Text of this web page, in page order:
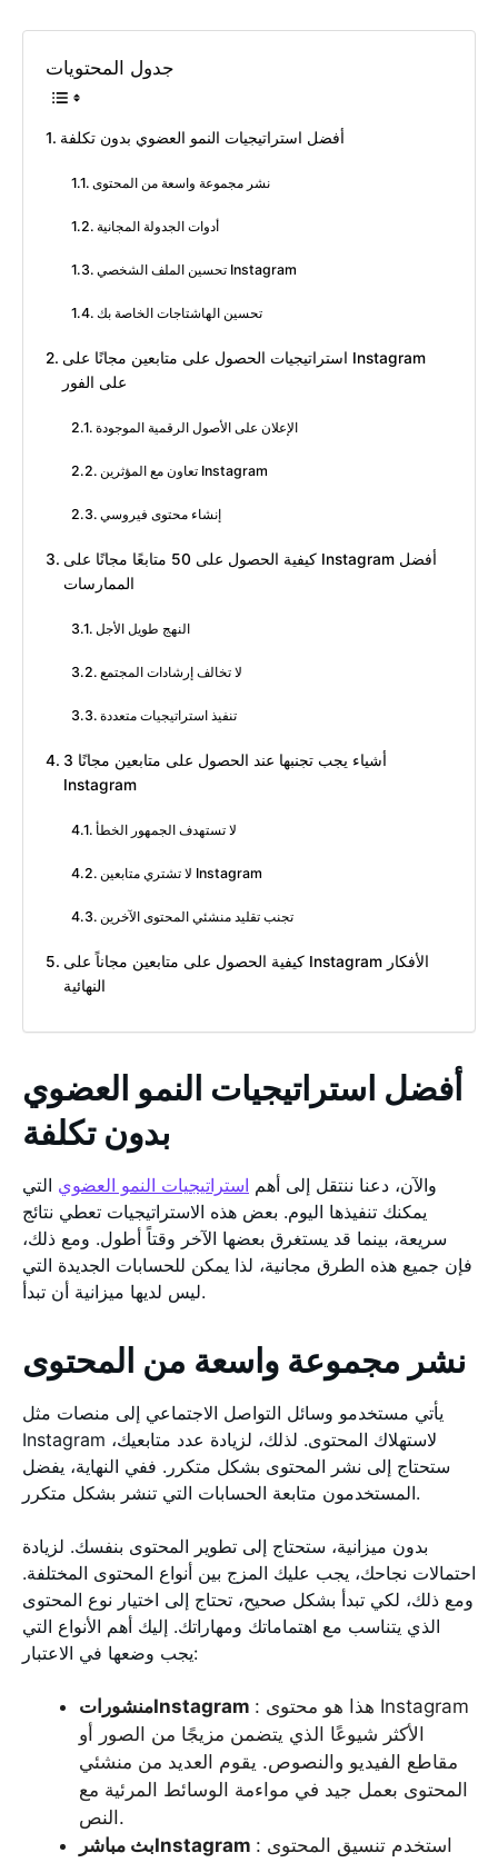
جدول المحتويات
أفضل استراتيجيات النمو العضوي بدون تكلفة
نشر مجموعة واسعة من المحتوى
أدوات الجدولة المجانية
تحسين الملف الشخصي Instagram
تحسين الهاشتاجات الخاصة بك
استراتيجيات الحصول على متابعين مجانًا على Instagram
على الفور
الإعلان على الأصول الرقمية الموجودة
تعاون مع المؤثرين Instagram
إنشاء محتوى فيروسي
كيفية الحصول على 50 متابعًا مجانًا على Instagram أفضل
الممارسات
النهج طويل الأجل
لا تخالف إرشادات المجتمع
تنفيذ استراتيجيات متعددة
3 أشياء يجب تجنبها عند الحصول على متابعين مجانًا
Instagram
لا تستهدف الجمهور الخطأ
لا تشتري متابعين Instagram
تجنب تقليد منشئي المحتوى الآخرين
كيفية الحصول على متابعين مجاناً على Instagram الأفكار
النهائية
أفضل استراتيجيات النمو العضوي
بدون تكلفة
والآن، دعنا ننتقل إلى أهم استراتيجيات النمو العضوي التي
يمكنك تنفيذها اليوم. بعض هذه الاستراتيجيات تعطي نتائج
سريعة، بينما قد يستغرق بعضها الآخر وقتاً أطول. ومع ذلك،
فإن جميع هذه الطرق مجانية، لذا يمكن للحسابات الجديدة التي
ليس لديها ميزانية أن تبدأ.
نشر مجموعة واسعة من المحتوى
يأتي مستخدمو وسائل التواصل الاجتماعي إلى منصات مثل
Instagram لاستهلاك المحتوى. لذلك، لزيادة عدد متابعيك،
ستحتاج إلى نشر المحتوى بشكل متكرر. ففي النهاية، يفضل
المستخدمون متابعة الحسابات التي تنشر بشكل متكرر.
بدون ميزانية، ستحتاج إلى تطوير المحتوى بنفسك. لزيادة
احتمالات نجاحك، يجب عليك المزج بين أنواع المحتوى المختلفة.
ومع ذلك، لكي تبدأ بشكل صحيح، تحتاج إلى اختيار نوع المحتوى
الذي يتناسب مع اهتماماتك ومهاراتك. إليك أهم الأنواع التي
يجب وضعها في الاعتبار:
منشوراتInstagram : هذا هو محتوى Instagram
الأكثر شيوعًا الذي يتضمن مزيجًا من الصور أو
مقاطع الفيديو والنصوص. يقوم العديد من منشئي
المحتوى بعمل جيد في مواءمة الوسائط المرئية مع
النص.
بث مباشرInstagram : استخدم تنسيق المحتوى